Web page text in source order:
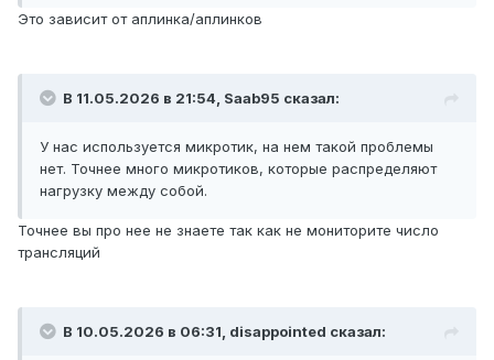
Это зависит от аплинка/аплинков
В 11.05.2026 в 21:54, Saab95 сказал:
У нас используется микротик, на нем такой проблемы
нет. Точнее много микротиков, которые распределяют
нагрузку между собой.
Точнее вы про нее не знаете так как не мониторите число
трансляций
В 10.05.2026 в 06:31, disappointed сказал: